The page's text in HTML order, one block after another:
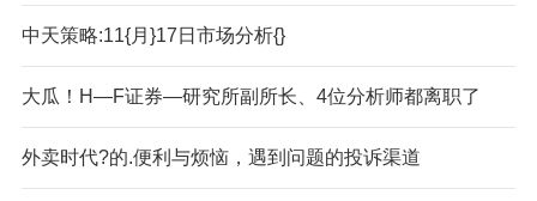
中天策略:11{月}17日市场分析{}
大瓜！H—F证券—研究所副所长、4位分析师都离职了
外卖时代?的.便利与烦恼，遇到问题的投诉渠道